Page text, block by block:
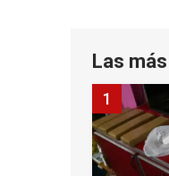
Las
1